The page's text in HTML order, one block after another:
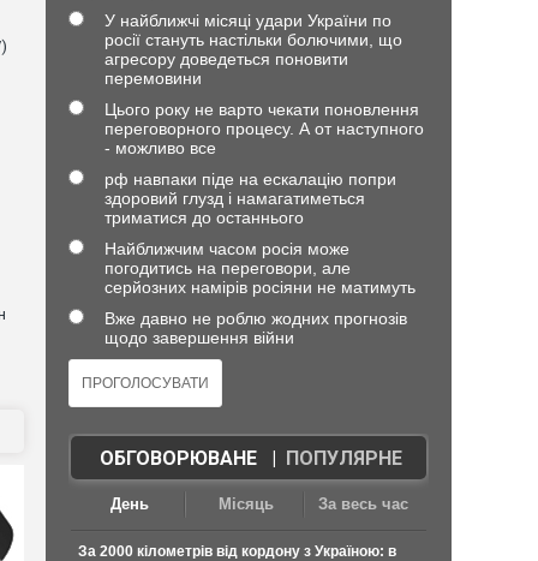
У найближчі місяці удари України по
росії стануть настільки болючими, що
агресору доведеться поновити
перемовини
Цього року не варто чекати поновлення
переговорного процесу. А от наступного
- можливо все
рф навпаки піде на ескалацію попри
здоровий глузд і намагатиметься
триматися до останнього
Найближчим часом росія може
погодитись на переговори, але
серйозних намірів росіяни не матимуть
Вже давно не роблю жодних прогнозів
щодо завершення війни
ОБГОВОРЮВАНЕ| ПОПУЛЯРНЕ
День Місяць За весь час
За 2000 кілометрів від кордону з Україною: в